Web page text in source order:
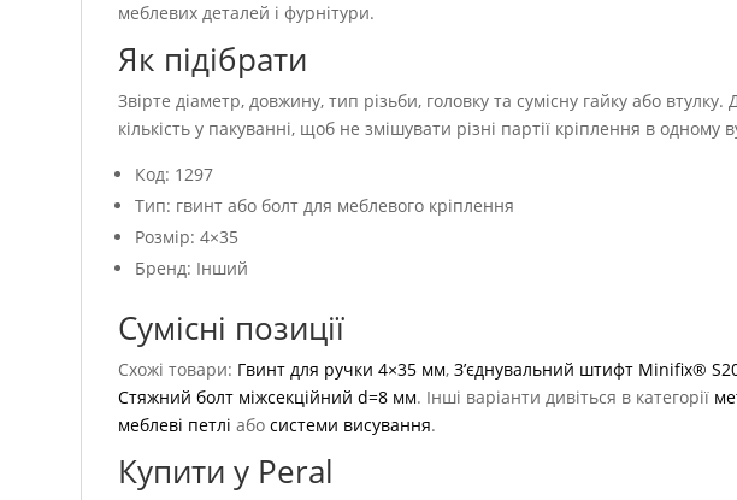
меблевих деталей і фурнітури.
Як підібрати
Звірте діаметр, довжину, тип різьби, головку та сумісну гайку або
кількість у пакуванні, щоб не змішувати різні партії кріплення в одному
Код: 1297
Тип: гвинт або болт для меблевого кріплення
Розмір: 4×35
Бренд: Інший
Сумісні позиції
Схожі товари: Гвинт для ручки 4×35 мм,З’єднувальний штифт Minifix®
Стяжний болт міжсекційний d=8 мм. Інші варіанти дивіться в категорії
меблеві петлі абосистеми висування.
Купити у Peral